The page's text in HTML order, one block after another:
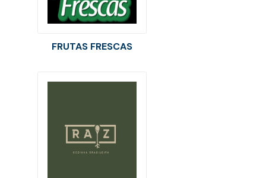
FRUTAS FRESCAS